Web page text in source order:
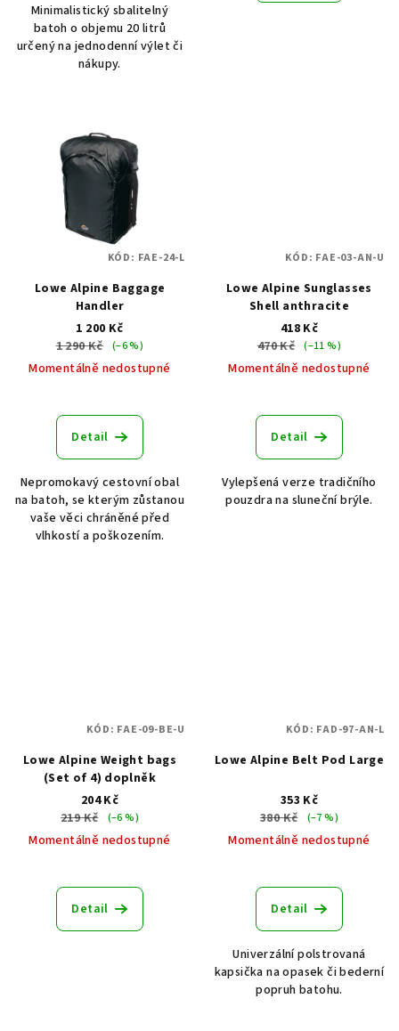
Minimalistický sbalitelný
batoh o objemu 20 litrů
určený na jednodenní výlet či
nákupy.
Lowe Alpine Baggage
Handler
1 200 Kč
1 290 Kč (–6 %)
Momentálně nedostupné
Detail
Nepromokavý cestovní obal
na batoh, se kterým zůstanou
vaše věci chráněné před
vlhkostí a poškozením.
KÓD: FAE-24-L
Lowe Alpine Sunglasses
Shell anthracite
418 Kč
470 Kč (–11 %)
Momentálně nedostupné
Detail
Vylepšená verze tradičního
pouzdra na sluneční brýle.
KÓD: FAE-03-AN-U
Lowe Alpine Weight bags
(Set of 4) doplněk
204 Kč
219 Kč
(–6 %)
Momentálně nedostupné
Detail
KÓD: FAE-09-BE-U
Lowe Alpine Belt Pod Large
353 Kč
380 Kč
(–7 %)
Momentálně nedostupné
Detail
Univerzální polstrovaná
kapsička na opasek či bederní
popruh batohu.
KÓD: FAD-97-AN-L